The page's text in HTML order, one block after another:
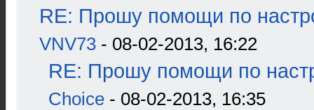
RE: Прошу помощи по
VNV73 - 08-02-2013, 16:22
RE: Прошу помощи по
Choice - 08-02-2013, 16:35